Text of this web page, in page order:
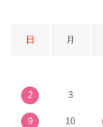
日 月
2 3
9 10